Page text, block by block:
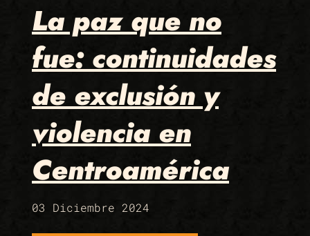
La paz que no
fue: continuidades
de exclusión y
violencia en
Centroamérica
03 Diciembre 2024